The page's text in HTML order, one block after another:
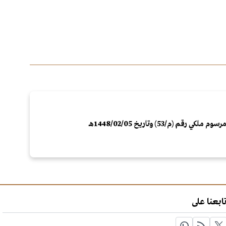
مرسوم ملكي رقم (م/53) وتاريخ 1448/02/05هـ
على